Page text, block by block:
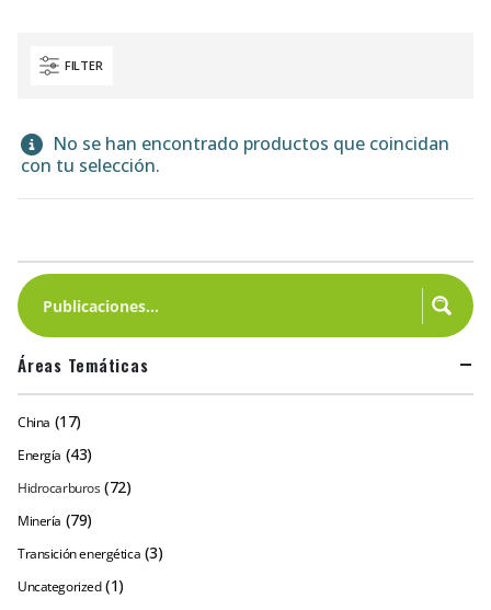
FILTER
No se han encontrado productos que coincidan
con tu selección.
Áreas Temáticas
China (17)
Energía (43)
Hidrocarburos (72)
Minería (79)
Transición energética (3)
Uncategorized (1)